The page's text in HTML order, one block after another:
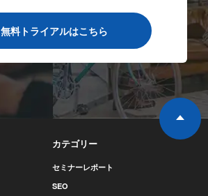
無料トライアルはこちら
カテゴリー
セミナーレポート
SEO